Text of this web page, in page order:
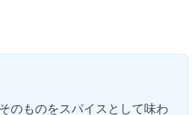
のものをスパイスとして味わ